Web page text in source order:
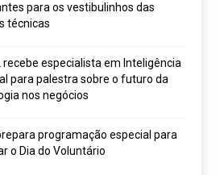
para os vestibulinhos das
técnicas
recebe especialista em Inteligência
para palestra sobre o futuro da
nos negócios
programação especial para
o Dia do Voluntário